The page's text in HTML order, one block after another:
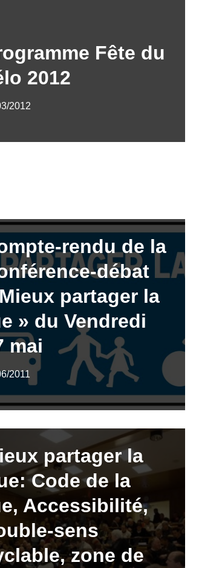
Fête du
2012
2012
rendu de la
débat
partager la
» du Vendredi
mai
2011
partager la
Code de la
Accessibilité,
sens
zone de